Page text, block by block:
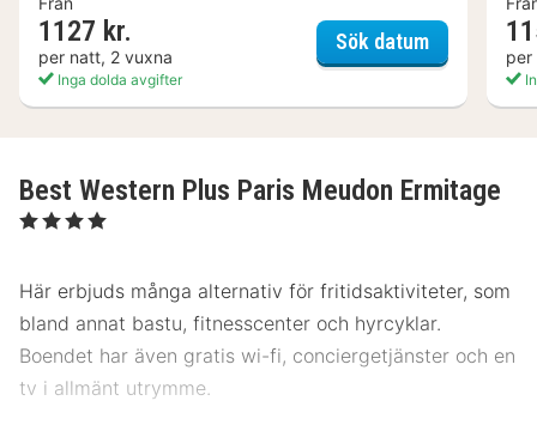
1127 kr.
per natt, 2 vuxna
Inga dolda avgifter
Sök datumibis Paris
per
Best Western Plus Paris Meudon Ermitage
, 4 Stjärnor
Här erbjuds många alternativ för fritidsaktiviteter, som
bland annat bastu, fitnesscenter och hyrcyklar.
Boendet har även gratis wi-fi, conciergetjänster och en
tv i allmänt utrymme.